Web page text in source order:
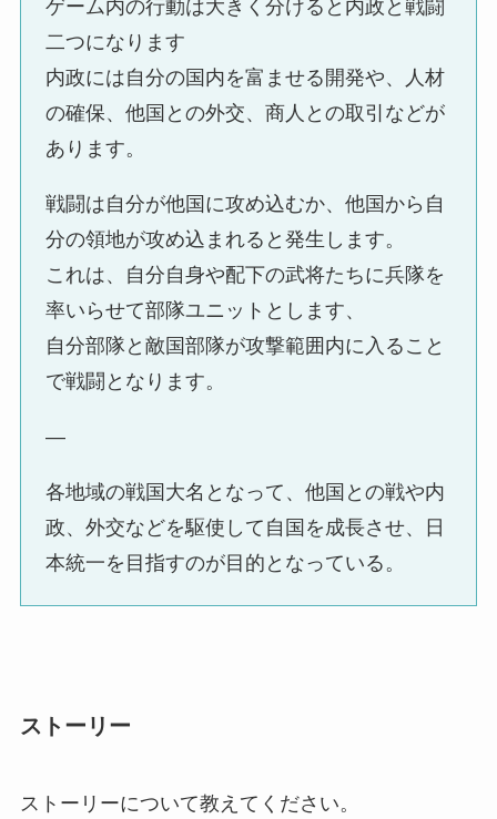
ゲーム内の行動は大きく分けると内政と戦闘
二つになります
内政には自分の国内を富ませる開発や、人材
の確保、他国との外交、商人との取引などが
あります。
戦闘は自分が他国に攻め込むか、他国から自
分の領地が攻め込まれると発生します。
これは、自分自身や配下の武将たちに兵隊を
率いらせて部隊ユニットとします、
自分部隊と敵国部隊が攻撃範囲内に入ること
で戦闘となります。
—
各地域の戦国大名となって、他国との戦や内
政、外交などを駆使して自国を成長させ、日
本統一を目指すのが目的となっている。
ストーリー
ストーリーについて教えてください。